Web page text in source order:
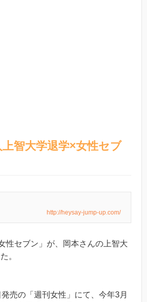
上智大学退学×女性セブ
http://heysay-jump-up.com/
性セブン」が、岡本さんの上智大
。
売の「週刊女性」にて、今年3月